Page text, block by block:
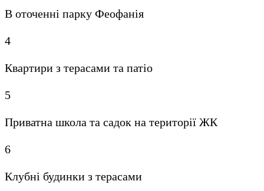
В оточенні парку Феофанія
4
Квартири з терасами та патіо
5
Приватна школа та садок на території ЖК
6
Клубні будинки з терасами